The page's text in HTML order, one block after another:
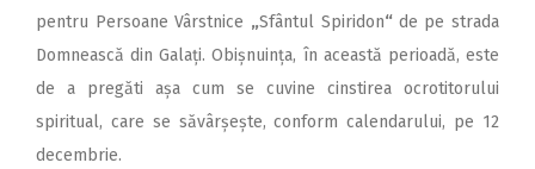
pentru Persoane Vârstnice „Sfântul Spiridon“ de pe strada
Domnească din Galați. Obișnuința, în această perioadă, este
de a pregăti așa cum se cuvine cinstirea ocrotitorului
spiritual, care se săvârșește, conform calendarului, pe 12
decembrie.